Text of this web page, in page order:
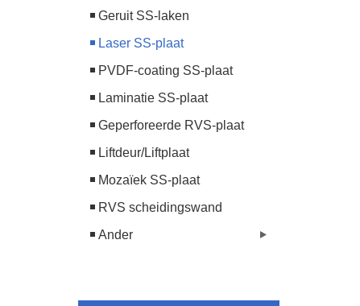
Geruit SS-laken
Laser SS-plaat
PVDF-coating SS-plaat
Laminatie SS-plaat
Geperforeerde RVS-plaat
Liftdeur/Liftplaat
Mozaïek SS-plaat
RVS scheidingswand
Ander